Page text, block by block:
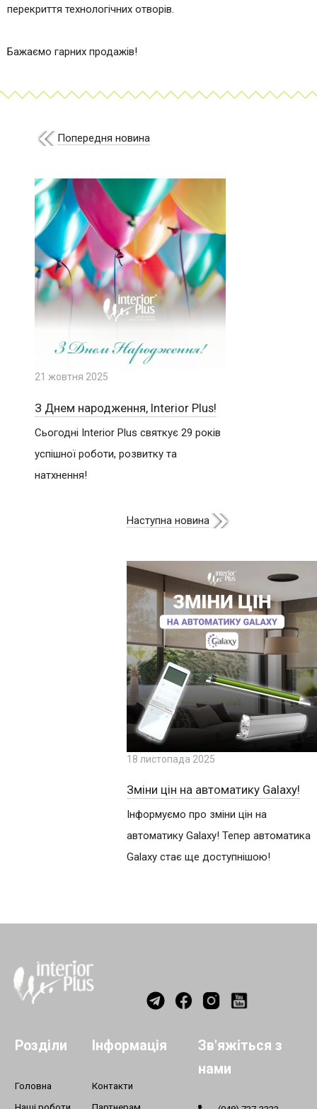
перекриття технологічних отворів.
Бажаємо гарних продажів!
Попередня новина
21 жовтня 2025
З Днем народження, Interior Plus!
Сьогодні Interior Plus святкує 29 років
успішної роботи, розвитку та
натхнення!
Наступна новина
18 листопада 2025
Зміни цін на автоматику Galaxy!
Інформуємо про зміни цін на
автоматику Galaxy! Тепер автоматика
Galaxy стає ще доступнішою!
Розділи
Головна
Інформація
Контакти
Зв'яжіться з
нами